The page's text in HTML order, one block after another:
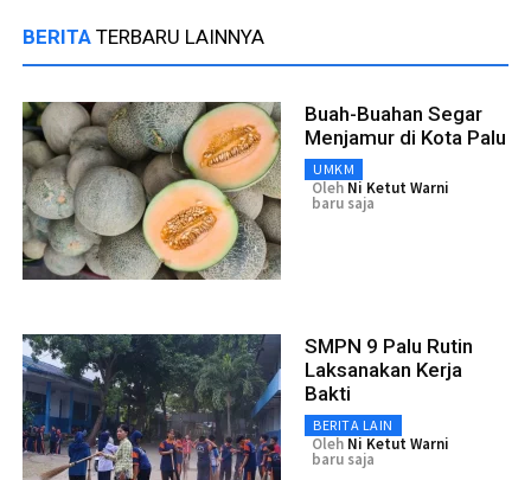
BERITA TERBARU LAINNYA
Buah-Buahan Segar
Menjamur di Kota Palu
UMKM
Oleh Ni Ketut Warni
baru saja
SMPN 9 Palu Rutin
Laksanakan Kerja
Bakti
BERITA LAIN
Oleh Ni Ketut Warni
baru saja